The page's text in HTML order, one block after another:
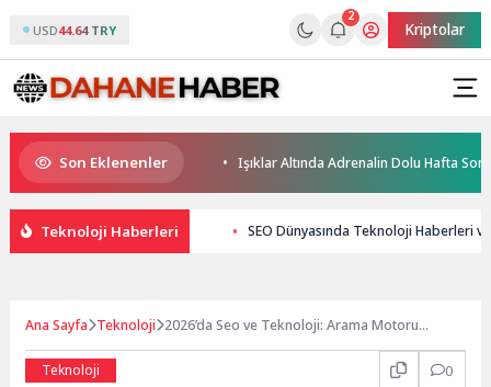
USD44.64 TRY
2
Kriptolar
Son Eklenenler
güçsüzleşiyor! Işıklar Altında Adrenalin Dolu Hafta Sonu
Teknoloji Haberleri SEO Dünyasında Teknoloji Haberleri
Ana Sayfa Teknoloji 2026’da Seo ve Teknoloji: Arama Motoru
Teknoloji
0